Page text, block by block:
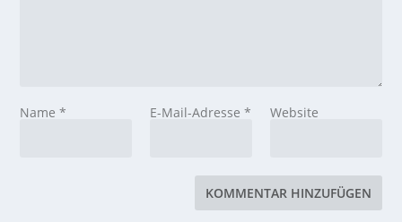
Name* E-Mail-Adresse * Website